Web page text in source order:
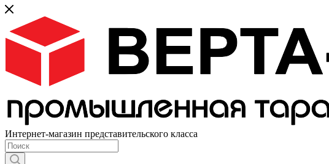
Интернет-магазин представительского класса